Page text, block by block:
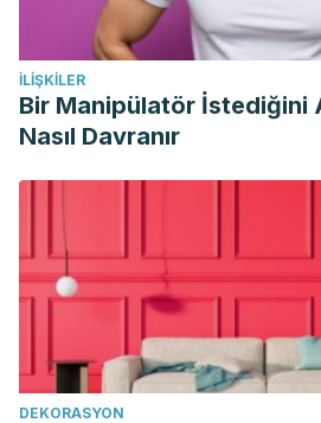
Weng N, Luo YW, Xu JD, Zhang Y.
behavior due to hypoglycemia: A
(Baltimore)
. 2019;98(6):e14405.
doi:10.1097/MD.0000000000014405
(2007). Gastroesophageal reflux
https://doi.org/10.4321/S0212-
İLIŞKILER
Bir Manipülatör İstediğini
Nasıl Davranır
DEKORASYON